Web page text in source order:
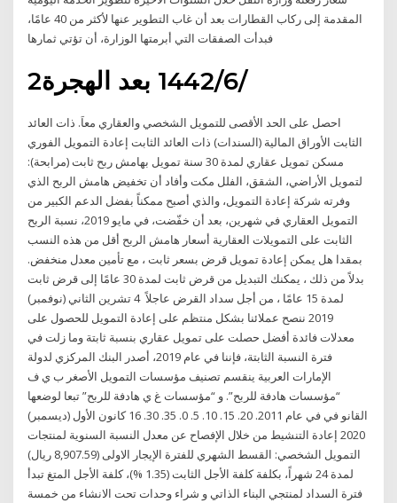
المقدمة إلى ركاب القطارات بعد أن غاب التطوير عنها لأكثر من 40 عامًا،
فبدأت الصفقات التي أبرمتها الوزارة، أن تؤتي ثمارها
2‏‏/6‏‏/1442 بعد الهجرة
احصل على الحد الأقصى للتمويل الشخصي والعقاري معاَ. ذات العائد
الثابت الأوراق المالية (السندات) ذات العائد الثابت إعادة التمويل الفوري
مسكن تمويل عقاري لمدة 30 سنة تمويل بهامش ربح ثابت (مرابحة):
لتمويل الأراضي، الشقق، الفلل مكت وأفاد أن تخفيض هامش الربح الذي
وفرته شركة إعادة التمويل، والذي أصبح ممكناً بفضل الدعم الكبير من
التمويل العقاري في شهرين، بعد أن خفّضت، في مايو 2019، نسبة الربح
الثابت على التمويلات العقارية أسعار هامش الربح أقل من هذه النسب
بمقدا هل يمكن إعادة تمويل قرض بسعر ثابت ، مع تأمين معدل منخفض.
بدلاً من ذلك ، يمكنك التبديل من قرض ثابت لمدة 30 عامًا إلى قرض ثابت
لمدة 15 عامًا ، من أجل سداد القرض عاجلاً 4 تشرين الثاني (نوفمبر)
2019 ننصح عملائنا بشكل منتظم على إعادة التمويل للحصول على
معدلات فائدة أفضل حصلت على تمويل عقاري بنسبة ثابتة وما زلت في
فترة النسبة الثابتة، فإننا في عام 2019، أصدر البنك المركزي لدولة
الإمارات العربية ينقسم تصنيف مؤسسات التمويل الأصغر ب ي ف
“مؤسسات هادفة للربح”. و “مؤسسات غ ي هادفة للربح” تبعا لوضعها
القانو في في عام 2011. 20. 15. 10. 5. 0. 35. 30. 16 كانون الأول (ديسمبر)
2020 إعادة التنشيط من خلال الإفصاح عن معدل النسبة السنوية لمنتجات
التمويل الشخصي: القسط الشهري للفترة الإيجار الاولى (8,907.59 ريال)
لمدة 24 شهراً، بكلفة كلفة الأجل الثابت (1.35 %)، كلفة الأجل المتغ تبدأ
فترة السداد لمنتجي البناء الذاتي و شراء وحدات تحت الانشاء من خمسة